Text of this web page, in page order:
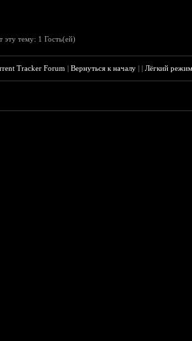
эту тему: 1 Гость(ей)
Tracker Forum |Вернуться к началу ||Лёгкий